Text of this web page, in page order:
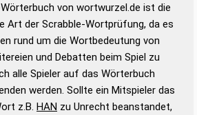
Hilfe eines semantischen
gute Anhaltspunkte zu
und Wortform, um die
für das Scrabble-Spiel zu
Turnier Scrabble-
von wortwurzel.de ist die
Art der Scrabble-Wortprüfung, da es
rund um die Wortbedeutung von
und Debatten beim Spiel zu
alle Spieler auf das Wörterbuch
werden. Sollte ein Mitspieler das
z.B. HAN zu Unrecht beanstandet,